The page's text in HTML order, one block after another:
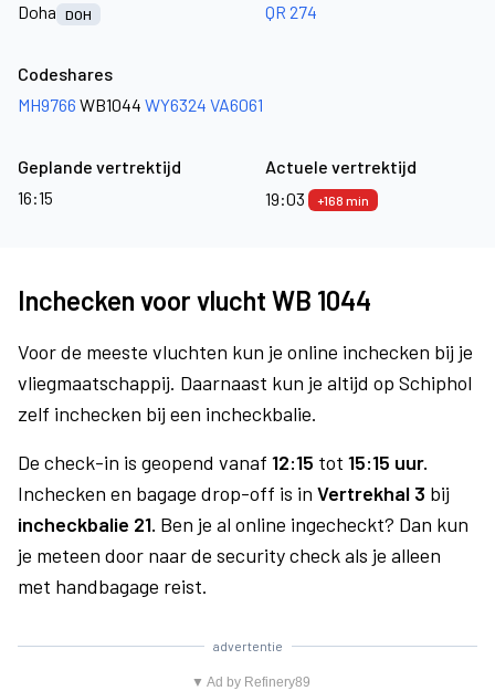
Doha
DOH
QR 274
Codeshares
MH9766 WB1044 WY6324 VA6061
Geplande vertrektijd
16:15
Actuele vertrektijd
19:03
+168 min
Inchecken voor vlucht WB 1044
Voor de meeste vluchten kun je online inchecken bij je
vliegmaatschappij. Daarnaast kun je altijd op Schiphol
zelf inchecken bij een incheckbalie.
De check-in is geopend vanaf 12:15 tot 15:15 uur.
Inchecken en bagage drop-off is in Vertrekhal 3 bij
incheckbalie 21. Ben je al online ingecheckt? Dan kun
je meteen door naar de security check als je alleen
met handbagage reist.
advertentie
▼ Ad by Refinery89